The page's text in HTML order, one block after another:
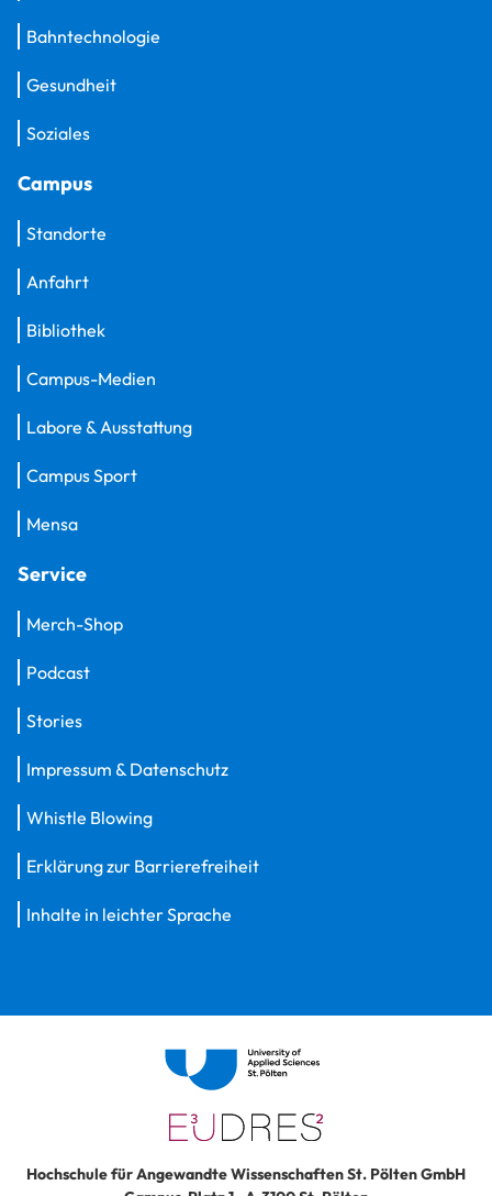
Bahntechnologie
Gesundheit
Soziales
Campus
Standorte
Anfahrt
Bibliothek
Campus-Medien
Labore & Ausstattung
Campus Sport
Mensa
Service
Merch-Shop
Podcast
Stories
Impressum & Datenschutz
Whistle Blowing
Erklärung zur Barrierefreiheit
Inhalte in leichter Sprache
Hochschule für Angewandte Wissenschaften St. Pölten GmbH